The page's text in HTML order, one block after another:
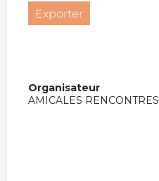
Exporter
Organisateur
AMICALES RENCONTRES